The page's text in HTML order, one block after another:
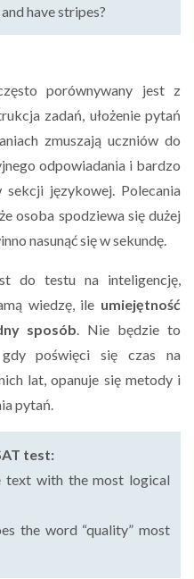
have stripes?
porównywany jest z
zadań, ułożenie pytań
zmuszają uczniów do
odpowiadania i bardzo
językowej. Polecania
osoba spodziewa się dużej
nasunąć się w sekundę.
do testu na inteligencję,
wiedzę, ile umiejętność
sposób. Nie będzie to
gdy poświęci się czas na
lat, opanuje się metody i
pytań.
test:
text with the most logical
the word “quality” most